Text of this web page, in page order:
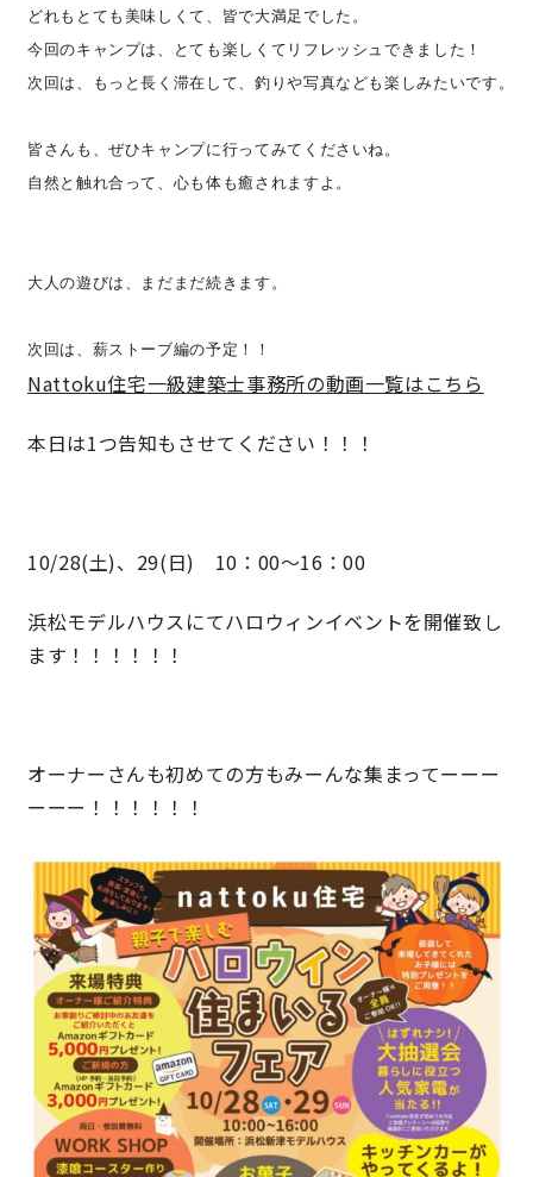
2030年の省エネ基準住宅
100年点検住宅
快適な室内環境へのこだわり
最響の家
Glass Arts
Blue Style
分譲住宅･不動産 スタッフブログ
施工事例 お客さまの声
お知らせ 土地情報
近日分譲予定情報 会社情報
動画ギャラリー 採用情報
どれもとても美味しくて、皆で大満足でした。
今回のキャンプは、とても楽しくてリフレッシュできました！
次回は、もっと長く滞在して、釣りや写真なども楽しみたいです。
皆さんも、ぜひキャンプに行ってみてくださいね。
自然と触れ合って、心も体も癒されますよ。
大人の遊びは、まだまだ続きます。
次回は、薪ストーブ編の予定！！
Nattoku住宅一級建築士事務所の動画一覧はこちら
本日は1つ告知もさせてください！！！
10/28(土)、29(日) 10：00～16：00
浜松モデルハウスにてハロウィンイベントを開催致し
ます！！！！！！
オーナーさんも初めての方もみーんな集まってーーー
ーーー！！！！！！